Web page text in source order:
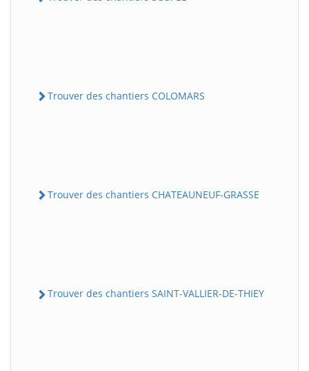
Trouver des chantiers COLOMARS
Trouver des chantiers CHATEAUNEUF-GRASSE
Trouver des chantiers SAINT-VALLIER-DE-THIEY